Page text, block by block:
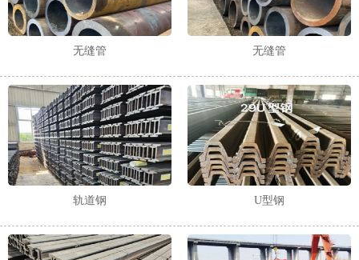
无缝管 无缝管
轨道钢 U型钢